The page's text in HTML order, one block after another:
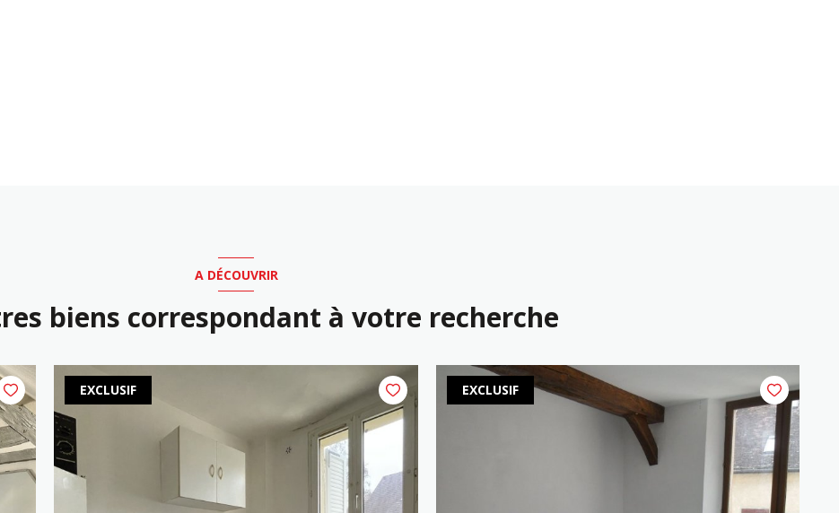
A DÉCOUVRIR
biens correspondant à votre recherche
EXCLUSIF EXCLUSIF